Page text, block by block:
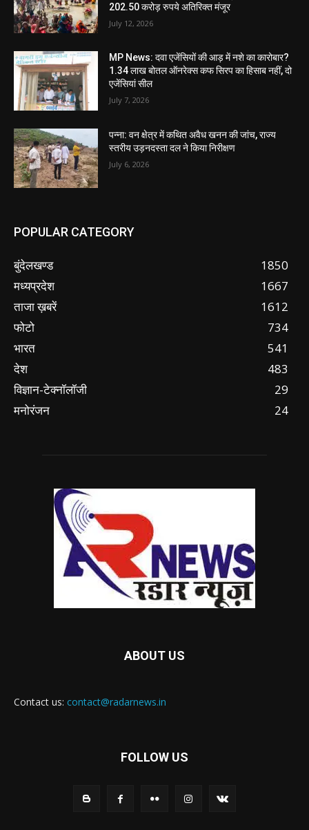
202.50 करोड़ रुपये अतिरिक्त मंजूर
July 12, 2026
MP News: दवा एजेंसियों की आड़ में नशे का कारोबार?
1.34 लाख बोतल ऑनरेक्स कफ सिरप का हिसाब नहीं, दो
एजेंसियां सील
July 7, 2026
पन्ना: वन क्षेत्र में कथित अवैध खनन की जांच, राज्य
स्तरीय उड़नदस्ता दल ने किया निरीक्षण
July 6, 2026
POPULAR CATEGORY
बुंदेलखण्ड
1850
मध्यप्रदेश
1667
ताजा ख़बरें
1612
फोटो
734
भारत
541
देश
483
विज्ञान-टेक्नॉलॉजी
29
मनोरंजन
24
ABOUT US
Contact us: contact@radarnews.in
FOLLOW US